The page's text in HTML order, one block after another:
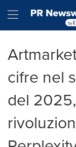
Hamburger
cifre nel
del